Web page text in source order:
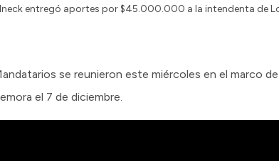
entregó aportes por $45.000.000 a la intendenta de
se reunieron este miércoles en el marco
el 7 de diciembre.